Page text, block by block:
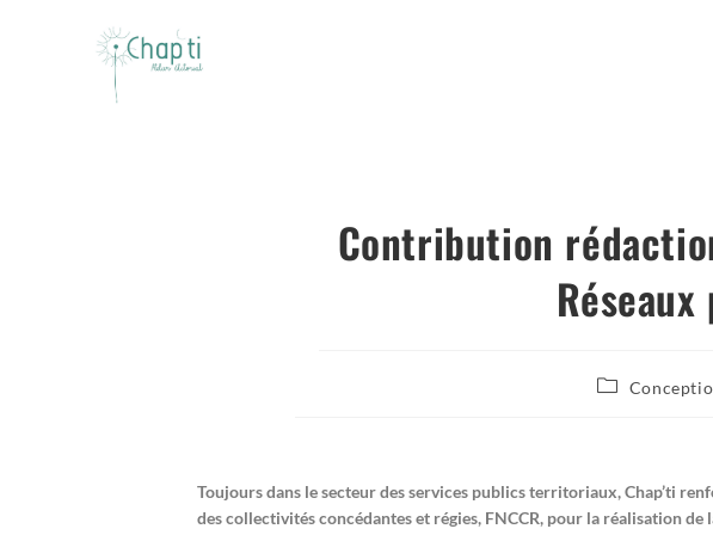
Contribution
Toujours dans le secteur des services publics territoriaux, Chap’ti
des collectivités concédantes et régies, FNCCR, pour la réalisation